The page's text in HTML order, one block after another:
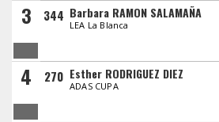
3 344 Barbara RAMON SALAMAÑA
LEA La Blanca
4 270 Esther RODRIGUEZ DIEZ
ADAS CUPA